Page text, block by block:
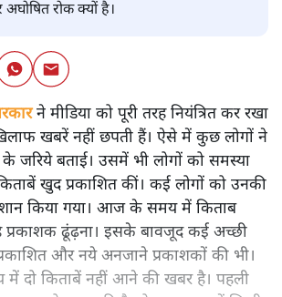
रोक क्यों है।
ने मीडिया को पूरी तरह नियंत्रित कर रखा
खबरें नहीं छपती हैं। ऐसे में कुछ लोगों ने
के जरिये बताई। उसमें भी लोगों को समस्या
खुद प्रकाशित कीं। कई लोगों को उनकी
किया गया। आज के समय में किताब
ढूंढ़ना। इसके बावजूद कई अच्छी
और नये अनजाने प्रकाशकों की भी।
दो किताबें नहीं आने की खबर है। पहली